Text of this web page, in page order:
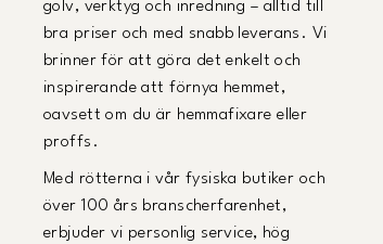
golv, verktyg och inredning – alltid till
bra priser och med snabb leverans. Vi
brinner för att göra det enkelt och
inspirerande att förnya hemmet,
oavsett om du är hemmafixare eller
proffs.
Med rötterna i vår fysiska butiker och
över 100 års branscherfarenhet,
erbjuder vi personlig service, hög